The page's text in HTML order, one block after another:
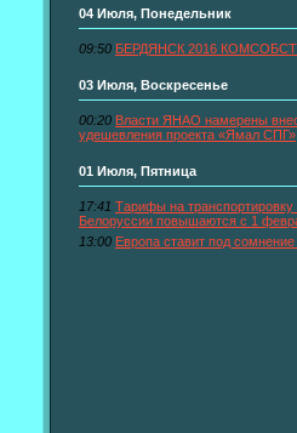
04 Июля, Понедельник
09:50 БЕРДЯНСК 2016
03 Июля, Воскресенье
00:20 Власти ЯНАО намерены
удешевления проекта «Ямал СПГ»
01 Июля, Пятница
17:41 Тарифы на
Белоруссии повышаются с 1
13:00 Европа ставит под